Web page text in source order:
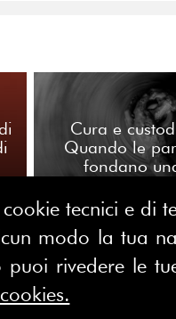
Cura e
Quando le
fondano
SITE MAP
tecnici e di
modo la tua
puoi rivedere le